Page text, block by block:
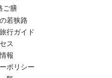
ご膳
若狭路
行ガイド
ス
報
ポリシー